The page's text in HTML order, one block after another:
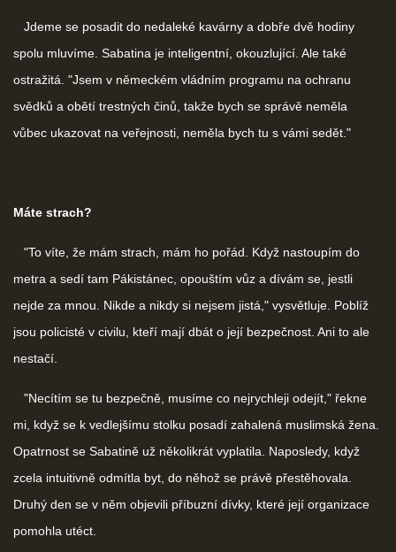
Jdeme se posadit do nedaleké kavárny a dobře dvě hodiny
spolu mluvíme. Sabatina je inteligentní, okouzlující. Ale také
ostražitá. "Jsem v německém vládním programu na ochranu
svědků a obětí trestných činů, takže bych se správě neměla
vůbec ukazovat na veřejnosti, neměla bych tu s vámi sedět."
Máte strach?
"To víte, že mám strach, mám ho pořád. Když nastoupím do
metra a sedí tam Pákistánec, opouštím vůz a dívám se, jestli
nejde za mnou. Nikde a nikdy si nejsem jistá," vysvětluje. Poblíž
jsou policisté v civilu, kteří mají dbát o její bezpečnost. Ani to ale
nestačí.
"Necítím se tu bezpečně, musíme co nejrychleji odejít," řekne
mi, když se k vedlejšímu stolku posadí zahalená muslimská žena.
Opatrnost se Sabatině už několikrát vyplatila. Naposledy, když
zcela intuitivně odmítla byt, do něhož se právě přestěhovala.
Druhý den se v něm objevili příbuzní dívky, které její organizace
pomohla utéct.